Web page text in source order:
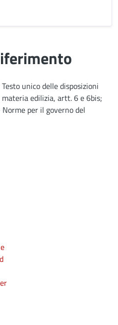
A: DEPOSITO DELLO STATO
unico delle disposizioni
edilizia, artt. 6 e 6bis;
per il governo del